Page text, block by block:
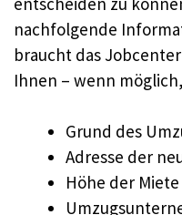
nachfolgende
braucht das
Ihnen – wenn
Grund des
Adresse der
Höhe der